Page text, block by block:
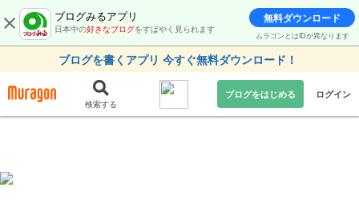
ブログみるアプリ
日本中の好きなブログをすばやく見られます
無料ダウンロード
ムラゴンとはIDが異なります
ブログを書くアプリ 今すぐ無料ダウンロード！
検索する
ブログをはじめる ログイン